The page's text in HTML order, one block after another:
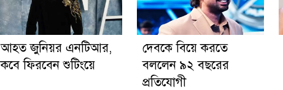
আহত জুনিয়র এনটিআর,
কবে ফিরবেন শুটিংয়ে
দেবকে বিয়ে করতে
বললেন ৯২ বছরের
প্রতিযোগী